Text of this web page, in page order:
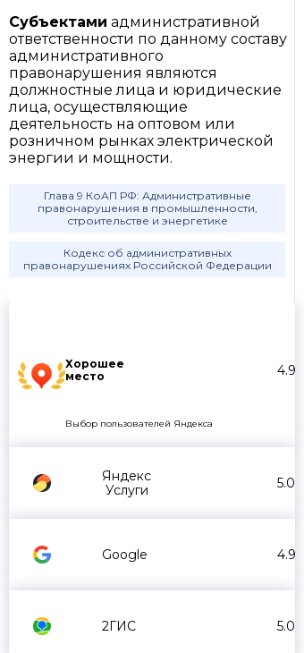
Хорошее
место
4.9
Выбор пользователей Яндекса
Яндекс
Услуги
5.0
Google 4.9
2ГИС 5.0
Субъектами административной
ответственности по данному составу
административного
правонарушения являются
должностные лица и юридические
лица, осуществляющие
деятельность на оптовом или
розничном рынках электрической
энергии и мощности.
Глава 9 КоАП РФ: Административные
правонарушения в промышленности,
строительстве и энергетике
Кодекс об административных
правонарушениях Российской Федерации